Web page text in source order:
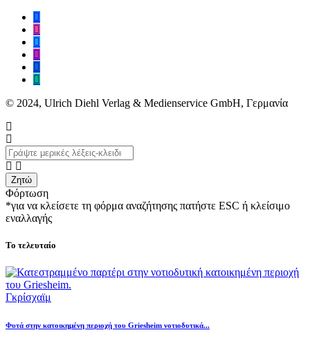
© 2024, Ulrich Diehl Verlag & Medienservice GmbH, Γερμανία
Ζητώ
Φόρτωση
*για να κλείσετε τη φόρμα αναζήτησης πατήστε ESC ή κλείσιμο
εναλλαγής
Το τελευταίο
Γκρίσχαϊμ
Φυτά στην κατοικημένη περιοχή του Griesheim νοτιοδυτικά...